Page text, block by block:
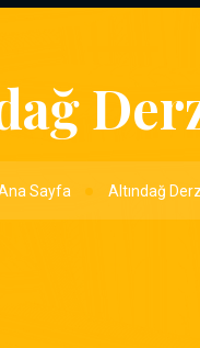
Sayfa Altındağ